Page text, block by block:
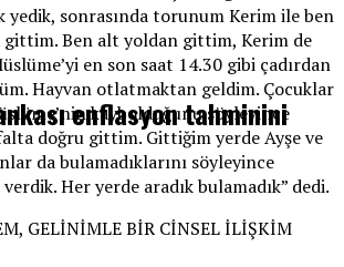
yedik, sonrasında torunum Kerim ile ben
Ben alt yoldan gittim, Kerim de
en son saat 14.30 gibi çadırdan
Hayvan otlatmaktan geldim. Çocuklar
kaybolduğunu söyleyince
doğru gittim. Gittiğim yerde Ayşe ve
da bulamadıklarını söyleyince
Her yerde aradık bulamadık” dedi.
GELİNİMLE BİR CİNSEL İLİŞKİM
enflasyon tahminini